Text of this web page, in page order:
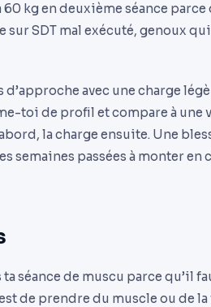
kg en deuxième séance
SDT mal exécuté, genoux
avec une charge
toi de profil et compare à une
la charge ensuite. Une
semaines passées à monter en
séance de muscu parce qu’il
de prendre du muscle ou de la